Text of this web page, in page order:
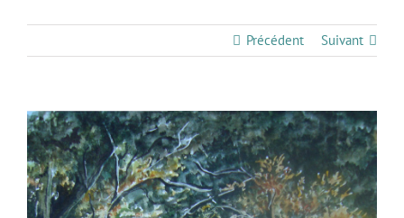
Précédent Suivant
View
Larger
Image